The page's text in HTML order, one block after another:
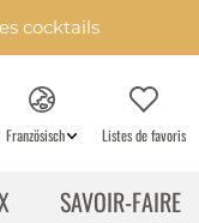
cocktails
Französisch Listes de favoris
SAVOIR-FAIRE